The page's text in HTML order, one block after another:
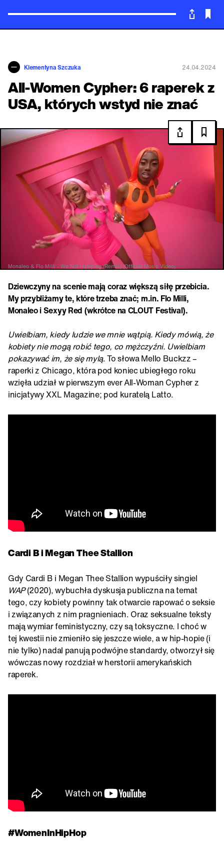
Powrót
Klementyna Szczuka 24.04.2024
All-Women Cypher: 6 raperek z
USA, których wstyd nie znać
Monaleo & Flo Milli - We Not Humping (Remix) (Official Music Video)
Dziewczyny na scenie mają coraz większą siłę przebicia.
My przybliżamy te, które trzeba znać; m.in. Flo Milli,
Monaleo i Sexyy Red (wkrótce na CLOUT Festival).
Uwielbiam, kiedy ludzie we mnie wątpią. Kiedy mówią, że
kobiety nie mogą robić tego, co mężczyźni. Uwielbiam
pokazywać im, że się mylą. To słowa Mello Buckzz –
raperki z Chicago, która pod koniec ubiegłego roku
wzięła udział w pierwszym ever All-Woman Cypher z
inicjatywy XXL Magazine; pod kuratelą Latto.
Cardi B i Megan Thee Stallion
Gdy Cardi B i Megan Thee Stallion wypuściły singiel
WAP(2020), wybuchła dyskusja publiczna na temat
tego, czy kobiety powinny tak otwarcie rapować o seksie
i związanych z nim pragnieniach. Oraz seksualne teksty
mają wymiar feministyczny, czy są toksyczne. I choć w
tej kwestii nie zmieniło się jeszcze wiele, a w hip-hopie (i
nie tylko) nadal panują podwójne standardy, otworzył się
wówczas nowy rozdział w herstorii amerykańskich
raperek.
#WomenInHipHop